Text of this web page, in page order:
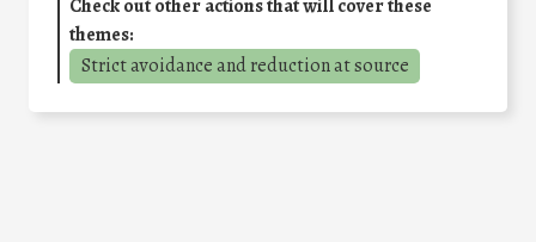
Check out other actions that will cover these
themes:
Strict avoidance and reduction at source